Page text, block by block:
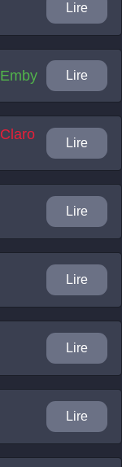
Lire
Emby Lire
Claro
Lire
Lire
Lire
Lire
Lire